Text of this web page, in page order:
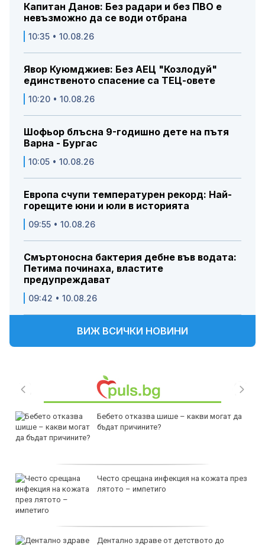
Капитан Данов: Без радари и без ПВО е
невъзможно да се води отбрана
10:35 • 10.08.26
Явор Куюмджиев: Без АЕЦ "Козлодуй"
единственото спасение са ТЕЦ-овете
10:20 • 10.08.26
Шофьор блъсна 9-годишно дете на пътя
Варна - Бургас
10:05 • 10.08.26
Европа счупи температурен рекорд: Най-
горещите юни и юли в историята
09:55 • 10.08.26
Смъртоносна бактерия дебне във водата:
Петима починаха, властите
предупреждават
09:42 • 10.08.26
ВИЖ ВСИЧКИ НОВИНИ
Бебето отказва шише – какви могат да
бъдат причините?
Често срещана инфекция на кожата през
лятото – импетиго
Дентално здраве от детството до